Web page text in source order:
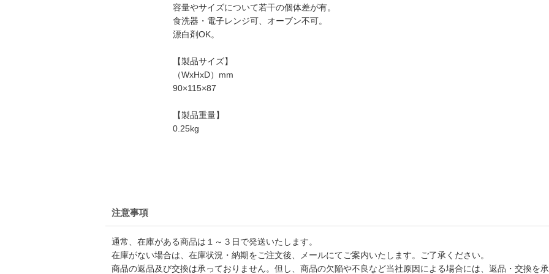
容量やサイズについて若干の個体差が有。
食洗器・電子レンジ可、オーブン不可。
漂白剤OK。
【製品サイズ】
（WxHxD）mm
90×115×87
【製品重量】
0.25kg
注意事項
通常、在庫がある商品は１～３日で発送いたします。
在庫がない場合は、在庫状況・納期をご注文後、メールにてご案内いたします。ご了承ください。
商品の返品及び交換は承っておりません。但し、商品の欠陥や不良など当社原因による場合には、返品・交換を